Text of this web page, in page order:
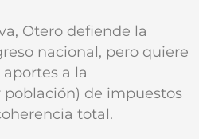
Otero defiende la
nacional, pero quiere
a la
de impuestos
total.